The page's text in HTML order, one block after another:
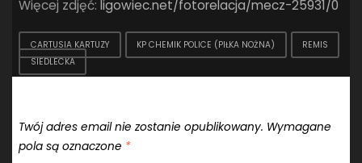
Więcej zdjęć:ligowiec.net/fotorelacja/mecz-25931/0
CARTUSIA KARTUZY KP CHEMIK POLICE (PIŁKA NOŻNA)
REMIS
SIEDLECKA
Twój adres email nie zostanie opublikowany. Wymagane
pola są oznaczone *